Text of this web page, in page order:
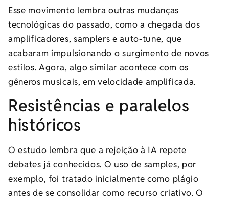
Esse movimento lembra outras mudanças
tecnológicas do passado, como a chegada dos
amplificadores, samplers e auto-tune, que
acabaram impulsionando o surgimento de novos
estilos. Agora, algo similar acontece com os
gêneros musicais, em velocidade amplificada.
Resistências e paralelos
históricos
O estudo lembra que a rejeição à IA repete
debates já conhecidos. O uso de samples, por
exemplo, foi tratado inicialmente como plágio
antes de se consolidar como recurso criativo. O